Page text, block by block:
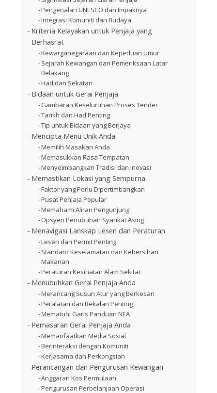
Pengenalan UNESCO dan Impaknya
Integrasi Komuniti dan Budaya
Kriteria Kelayakan untuk Penjaja yang
Berhasrat
Kewarganegaraan dan Keperluan Umur
Sejarah Kewangan dan Pemeriksaan Latar
Belakang
Had dan Sekatan
Bidaan untuk Gerai Penjaja
Gambaran Keseluruhan Proses Tender
Tarikh dan Had Penting
Tip untuk Bidaan yang Berjaya
Mencipta Menu Unik Anda
Memilih Masakan Anda
Memasukkan Rasa Tempatan
Menyeimbangkan Tradisi dan Inovasi
Memastikan Lokasi yang Sempurna
Faktor yang Perlu Dipertimbangkan
Pusat Penjaja Popular
Memahami Aliran Pengunjung
Opsyen Penubuhan Syarikat Asing
Menavigasi Lanskap Lesen dan Peraturan
Lesen dan Permit Penting
Standard Keselamatan dan Kebersihan
Makanan
Peraturan Kesihatan Alam Sekitar
Menubuhkan Gerai Penjaja Anda
Merancang Susun Atur yang Berkesan
Peralatan dan Bekalan Penting
Mematuhi Garis Panduan NEA
Pemasaran Gerai Penjaja Anda
Memanfaatkan Media Sosial
Berinteraksi dengan Komuniti
Kerjasama dan Perkongsian
Perancangan dan Pengurusan Kewangan
Anggaran Kos Permulaan
Pengurusan Perbelanjaan Operasi